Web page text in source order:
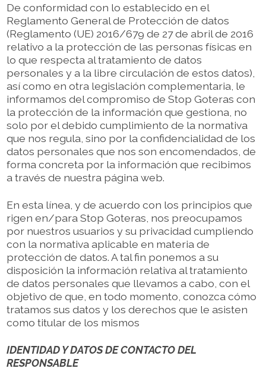
De conformidad con lo establecido en el
Reglamento General de Protección de datos
(Reglamento (UE) 2016/679 de 27 de abril de 2016
relativo a la protección de las personas físicas en
lo que respecta al tratamiento de datos
personales y a la libre circulación de estos datos),
así como en otra legislación complementaria, le
informamos del compromiso de Stop Goteras con
la protección de la información que gestiona, no
solo por el debido cumplimiento de la normativa
que nos regula, sino por la confidencialidad de los
datos personales que nos son encomendados, de
forma concreta por la información que recibimos
a través de nuestra página web.
En esta línea, y de acuerdo con los principios que
rigen en/para Stop Goteras, nos preocupamos
por nuestros usuarios y su privacidad cumpliendo
con la normativa aplicable en materia de
protección de datos. A tal fin ponemos a su
disposición la información relativa al tratamiento
de datos personales que llevamos a cabo, con el
objetivo de que, en todo momento, conozca cómo
tratamos sus datos y los derechos que le asisten
como titular de los mismos
IDENTIDAD Y DATOS DE CONTACTO DEL
RESPONSABLE